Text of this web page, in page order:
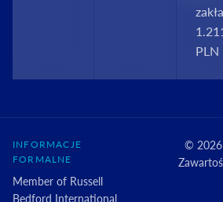
PLN
INFORMACJE
FORMALNE
Member of Russell
Bedford International
© 2026